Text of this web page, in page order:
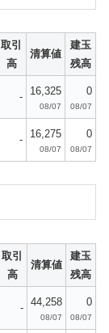
取引
高
清算値
建玉
残高
- 16,325
08/07
0
08/07
- 16,275
08/07
0
08/07
取引
高
清算値
建玉
残高
- 44,258
08/07
0
08/07